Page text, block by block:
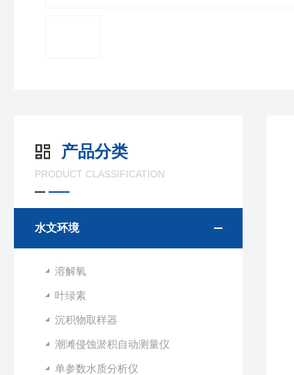
产品分类
PRODUCT CLASSIFICATION
水文环境
溶解氧
叶绿素
沉积物取样器
潮滩侵蚀淤积自动测量仪
单参数水质分析仪